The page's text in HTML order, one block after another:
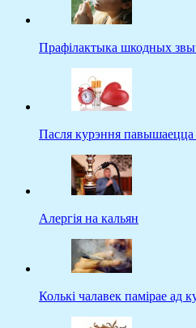
Прафілактыка шкодных
Пасля курэння павышаецца
Алергія на кальян
Колькі чалавек памірае ад